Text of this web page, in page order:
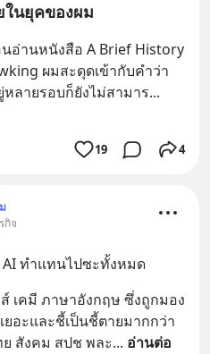
ในยุคของผม
อ่านหนังสือ A Brief History
ผมสะดุดเข้ากับคำว่า
ลายรอบก็ยังไม่สามาร
19 4
กิจ
ทำแทนไปซะทั้งหมด
เคมี ภาษาอังกฤษ ซึ่งถูกมอง
อะและชี้เป็นชี้ตายมากกว่า
สังคม สปช พละ... อ่านต่อ